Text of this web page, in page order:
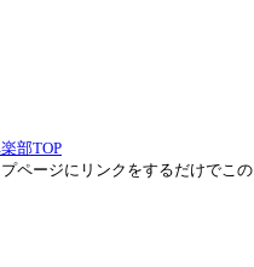
部TOP
ページにリンクをするだけでこ